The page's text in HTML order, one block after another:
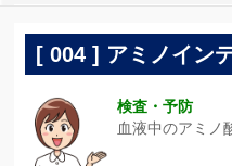
[ 004 ] アミノイン
検査・予防
血液中のアミノ